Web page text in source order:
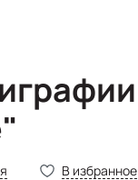
В избранное